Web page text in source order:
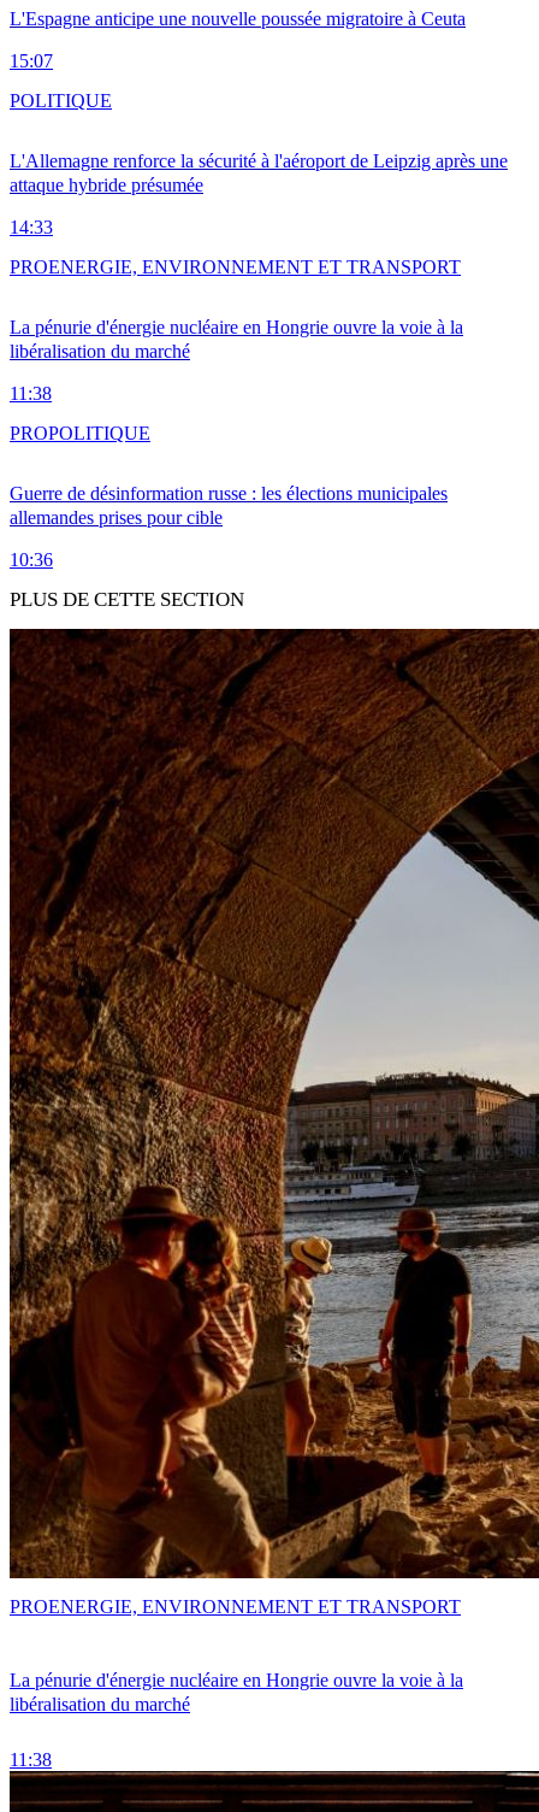
L'Espagne anticipe une nouvelle poussée migratoire à Ceuta
15:07
L'Allemagne renforce la sécurité à l'aéroport de Leipzig après une
attaque hybride présumée
14:33
POLITIQUE
La pénurie d'énergie nucléaire en Hongrie ouvre la voie à la
libéralisation du marché
11:38
PROENERGIE, ENVIRONNEMENT ET TRANSPORT
Guerre de désinformation russe : les élections municipales
allemandes prises pour cible
10:36
PROPOLITIQUE
PLUS DE CETTE SECTION
La pénurie d'énergie nucléaire en Hongrie ouvre la voie à la
libéralisation du marché
11:38
PROENERGIE, ENVIRONNEMENT ET TRANSPORT